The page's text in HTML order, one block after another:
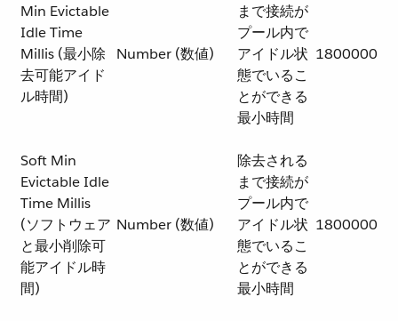
Min Evictable
Idle Time
Millis (最小除
去可能アイド
ル時間)
Number (数値)
まで接続が
プール内で
アイドル状
態でいるこ
とができる
最小時間
1800000
Soft Min
Evictable Idle
Time Millis
(ソフトウェア
と最小削除可
能アイドル時
間)
Number (数値)
除去される
まで接続が
プール内で
アイドル状
態でいるこ
とができる
最小時間
1800000